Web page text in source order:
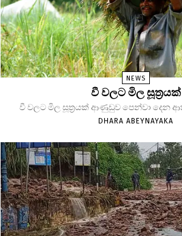
NEWS
වී වලට මිල සූත්‍රයක්
වී වලට මිල සූත්‍රයක් ආණුඩුව පෙන්වා දෙන
DHARA ABEYNAYAKA